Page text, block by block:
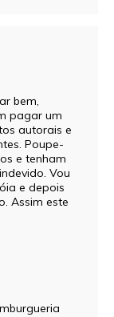
bem,
pagar um
autorais e
Poupe-
e tenham
Vou
e depois
Assim este